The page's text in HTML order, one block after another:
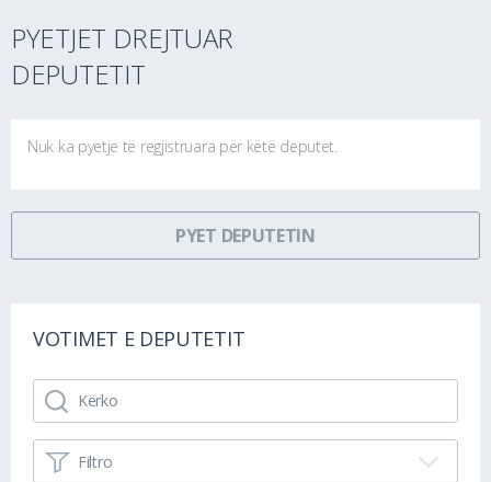
PYETJET DREJTUAR
DEPUTETIT
Nuk ka pyetje të regjistruara për këtë deputet.
PYET DEPUTETIN
VOTIMET E DEPUTETIT
Filtro